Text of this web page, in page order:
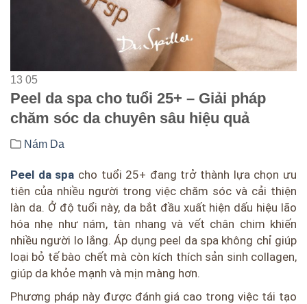
13 05
Peel da spa cho tuổi 25+ – Giải pháp
chăm sóc da chuyên sâu hiệu quả
Nám Da
Peel da spa cho tuổi 25+ đang trở thành lựa chọn ưu
tiên của nhiều người trong việc chăm sóc và cải thiện
làn da. Ở độ tuổi này, da bắt đầu xuất hiện dấu hiệu lão
hóa nhẹ như nám, tàn nhang và vết chân chim khiến
nhiều người lo lắng. Áp dụng peel da spa không chỉ giúp
loại bỏ tế bào chết mà còn kích thích sản sinh collagen,
giúp da khỏe mạnh và mịn màng hơn.
Phương pháp này được đánh giá cao trong việc tái tạo